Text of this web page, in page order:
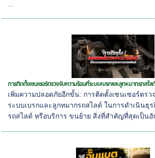
...
การติดตั้งเซนเซอร์ตรวจจับความร้อนที่ระบบเบรกและลูกหมากรถสไลด์
เพิ่มความปลอดภัยอีกขั้น: การติดตั้งเซนเซอร์ตร
ระบบเบรกและลูกหมากรถสไลด์ ในการดำเนินธุร
รถสไลด์ หรือบริการ ขนย้าย สิ่งที่สำคัญที่สุดเป็นอั